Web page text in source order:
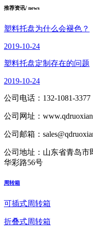
推荐资讯/ news
塑料托盘为什么会褪色？
2019-10-24
塑料托盘定制存在的问题
2019-10-24
公司电话： 132-1081-3377
公司网址：
公司邮箱：
公司地址： 山东省青岛市
华彩路56号
周转箱
可插式周转箱
折叠式周转箱